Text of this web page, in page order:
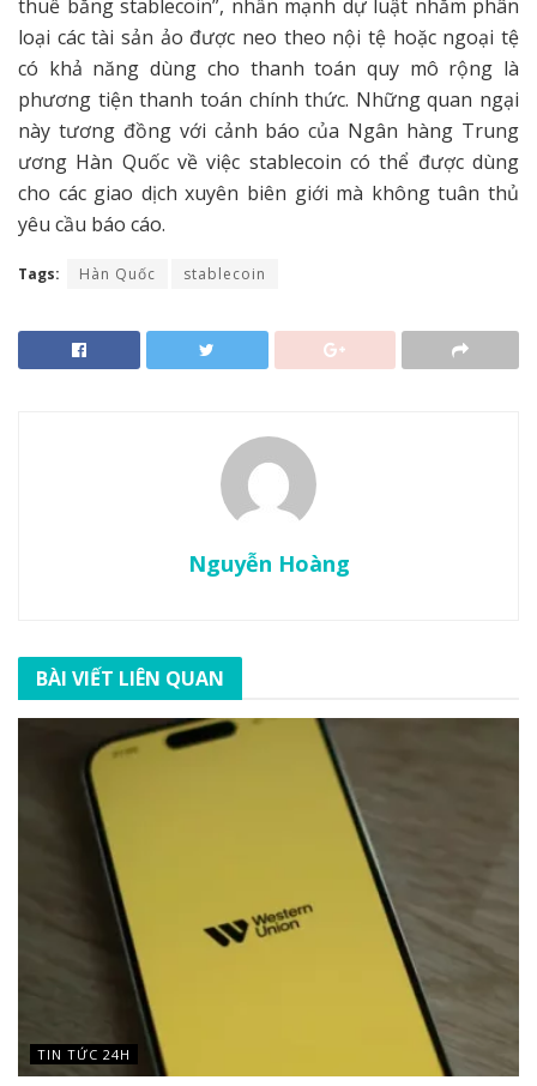
thuế bằng stablecoin”, nhấn mạnh dự luật nhằm phân
loại các tài sản ảo được neo theo nội tệ hoặc ngoại tệ
có khả năng dùng cho thanh toán quy mô rộng là
phương tiện thanh toán chính thức. Những quan ngại
này tương đồng với cảnh báo của Ngân hàng Trung
ương Hàn Quốc về việc stablecoin có thể được dùng
cho các giao dịch xuyên biên giới mà không tuân thủ
yêu cầu báo cáo.
Tags: Hàn Quốc stablecoin
Nguyễn Hoàng
BÀI VIẾT LIÊN QUAN
TIN TỨC 24H